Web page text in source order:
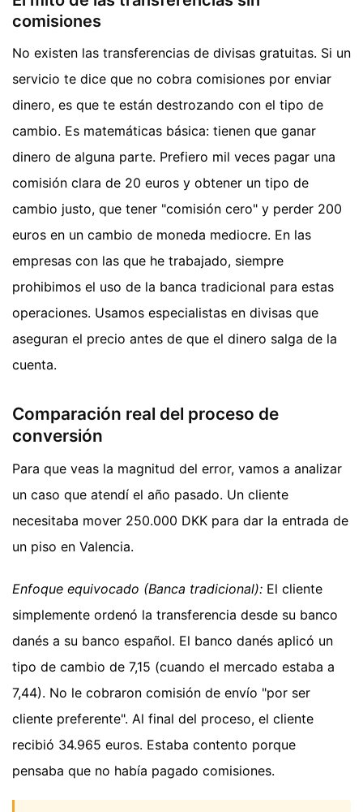
comisiones
No existen las transferencias de divisas gratuitas. Si un
servicio te dice que no cobra comisiones por enviar
dinero, es que te están destrozando con el tipo de
cambio. Es matemáticas básica: tienen que ganar
dinero de alguna parte. Prefiero mil veces pagar una
comisión clara de 20 euros y obtener un tipo de
cambio justo, que tener "comisión cero" y perder 200
euros en un cambio de moneda mediocre. En las
empresas con las que he trabajado, siempre
prohibimos el uso de la banca tradicional para estas
operaciones. Usamos especialistas en divisas que
aseguran el precio antes de que el dinero salga de la
cuenta.
Comparación real del proceso de
conversión
Para que veas la magnitud del error, vamos a analizar
un caso que atendí el año pasado. Un cliente
necesitaba mover 250.000 DKK para dar la entrada de
un piso en Valencia.
Enfoque equivocado (Banca tradicional): El cliente
simplemente ordenó la transferencia desde su banco
danés a su banco español. El banco danés aplicó un
tipo de cambio de 7,15 (cuando el mercado estaba a
7,44). No le cobraron comisión de envío "por ser
cliente preferente". Al final del proceso, el cliente
recibió 34.965 euros. Estaba contento porque
pensaba que no había pagado comisiones.